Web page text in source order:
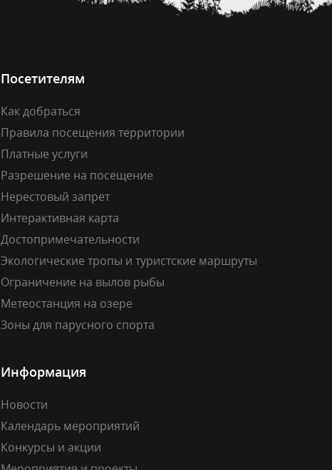
Посетителям
Как добраться
Правила посещения территории
Платные услуги
Разрешение на посещение
Нерестовый запрет
Интерактивная карта
Достопримечательности
Экологические тропы и туристские маршруты
Ограничение на вылов рыбы
Метеостанция на озере
Зоны для парусного спорта
Информация
Новости
Календарь мероприятий
Конкурсы и акции